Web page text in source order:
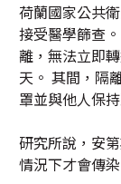
荷蘭國家公共
接受醫學篩查
離，無法立即
天。 其間，隔
罩並與他人保
研究所說，安
情況下才會傳